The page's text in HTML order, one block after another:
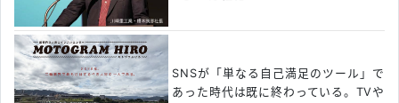
SNSが「単なる自己満足のツール」で
あった時代は既に終わっている。TVや